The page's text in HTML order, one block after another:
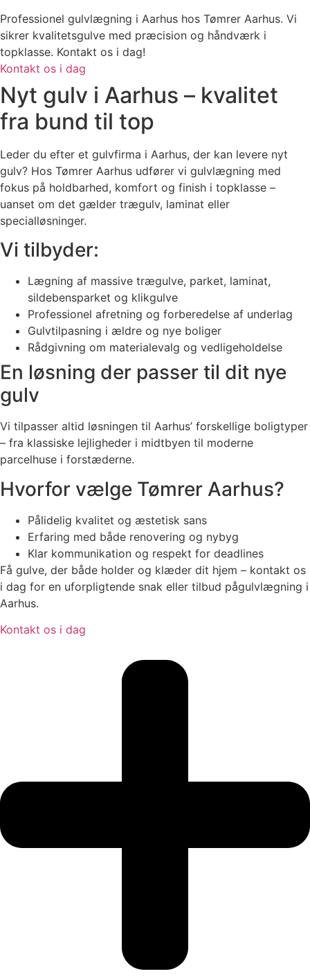
Professionel gulvlægning i Aarhus hos Tømrer Aarhus. Vi
sikrer kvalitetsgulve med præcision og håndværk i
topklasse. Kontakt os i dag!
Kontakt os i dag
Nyt gulv i Aarhus – kvalitet
fra bund til top
Leder du efter et gulvfirma i Aarhus, der kan levere nyt
gulv? Hos Tømrer Aarhus udfører vi gulvlægning med
fokus på holdbarhed, komfort og finish i topklasse –
uanset om det gælder trægulv, laminat eller
specialløsninger.
Vi tilbyder:
Lægning af massive trægulve, parket, laminat,
sildebensparket og klikgulve
Professionel afretning og forberedelse af underlag
Gulvtilpasning i ældre og nye boliger
Rådgivning om materialevalg og vedligeholdelse
En løsning der passer til dit nye
gulv
Vi tilpasser altid løsningen til Aarhus’ forskellige boligtyper
– fra klassiske lejligheder i midtbyen til moderne
parcelhuse i forstæderne.
Hvorfor vælge Tømrer Aarhus?
Pålidelig kvalitet og æstetisk sans
Erfaring med både renovering og nybyg
Klar kommunikation og respekt for deadlines
Få gulve, der både holder og klæder dit hjem – kontakt os
i dag for en uforpligtende snak eller tilbud pågulvlægning i
Aarhus.
Kontakt os i dag